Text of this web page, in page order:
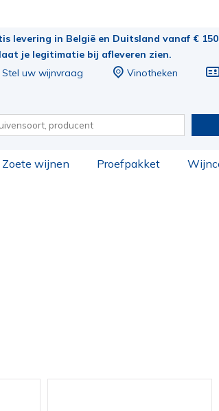
levering in België en Duitsland vanaf €
je legitimatie bij afleveren zien.
Stel uw wijnvraag
Vinotheken
Zoete wijnen Proefpakket